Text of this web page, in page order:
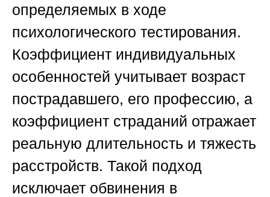
определяемых в ходе
психологического тестирования.
Коэффициент индивидуальных
особенностей учитывает возраст
пострадавшего, его профессию, а
коэффициент страданий отражает
реальную длительность и тяжесть
расстройств. Такой подход
исключает обвинения в